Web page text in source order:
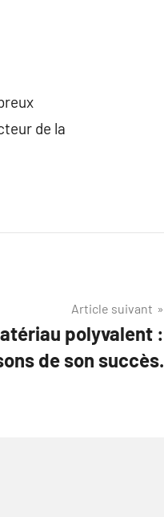
de la
Article suivant
polyvalent :
de son succès.